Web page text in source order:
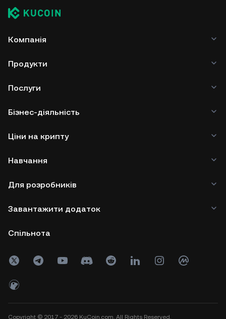
Компанія
Продукти
Послуги
Бізнес-діяльність
Ціни на крипту
Навчання
Для розробників
Завантажити додаток
Спільнота
Copyright © 2017 - 2026 KuCoin.com. All Rights Reserved.